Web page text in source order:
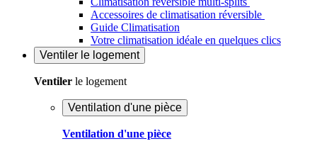
Accessoires de climatisation réversible
Guide Climatisation
Votre climatisation idéale en quelques clics
Ventiler le logement
Ventiler le logement
Ventilation d'une pièce
Ventilation d'une pièce